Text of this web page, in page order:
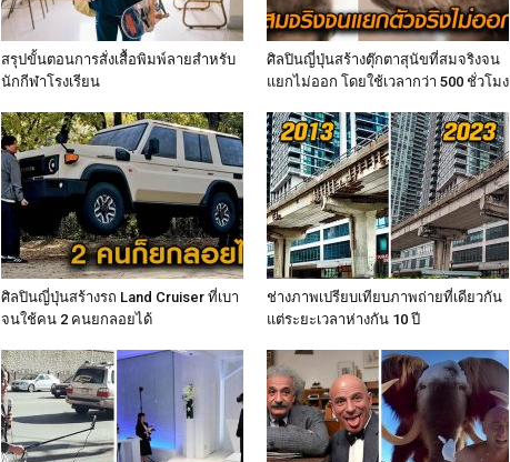
สรุปขั้นตอนการสั่งเสื้อพิมพ์ลายสำหรับ
นักกีฬาโรงเรียน
ศิลปินญี่ปุ่นสร้างตุ๊กตาสุนัขที่สมจริงจน
แยกไม่ออก โดยใช้เวลากว่า 500 ชั่วโมง
ศิลปินญี่ปุ่นสร้างรถ Land Cruiser ที่เบา
จนใช้คน 2 คนยกลอยได้
ช่างภาพเปรียบเทียบภาพถ่ายที่เดียวกัน
แต่ระยะเวลาห่างกัน 10 ปี